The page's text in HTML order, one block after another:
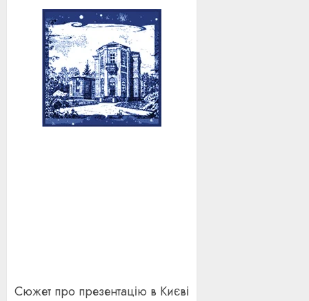
Сюжет про презентацію в Києві